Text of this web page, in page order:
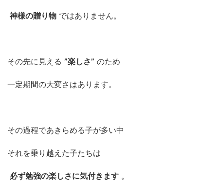
神様の贈り物 ではありません。
その先に見える ”楽しさ” のため
一定期間の大変さはあります。
その過程であきらめる子が多い中
それを乗り越えた子たちは
必ず勉強の楽しさに気付きます 。